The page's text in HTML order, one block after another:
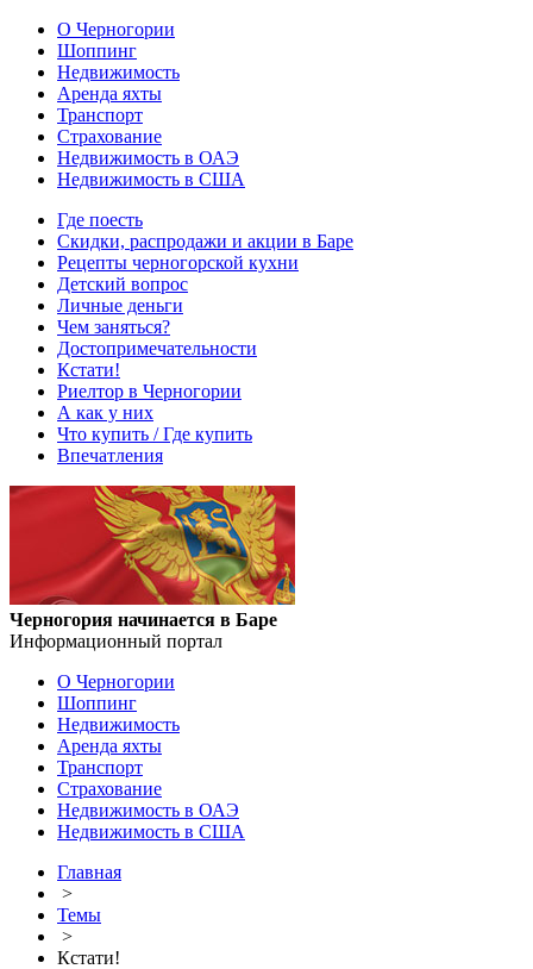
О Черногории
Шоппинг
Недвижимость
Аренда яхты
Транспорт
Страхование
Недвижимость в ОАЭ
Недвижимость в США
Где поесть
Скидки, распродажи и акции в Баре
Рецепты черногорской кухни
Детский вопрос
Личные деньги
Чем заняться?
Достопримечательности
Кстати!
Риелтор в Черногории
А как у них
Что купить / Где купить
Впечатления
Черногория начинается в Баре
Информационный портал
О Черногории
Шоппинг
Недвижимость
Аренда яхты
Транспорт
Страхование
Недвижимость в ОАЭ
Недвижимость в США
Главная
>
Темы
>
Кстати!